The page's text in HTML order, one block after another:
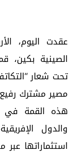
الصينية بكين،
تحت شعار
مصير مشترك
هذه القمة في
والدول
استثماراتها عبر